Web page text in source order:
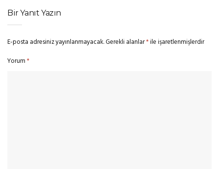
Bir Yanıt Yazın
E-posta adresiniz yayınlanmayacak.Gerekli alanlar*ile işaretlenmişlerdir
Yorum*